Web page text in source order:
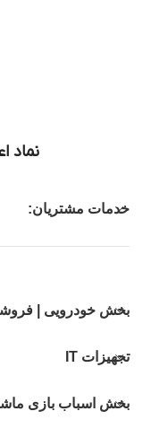
نماد
خدمات مشتریان:
بخش خودرویی |
تجهیزات IT
بخش اسباب بازی